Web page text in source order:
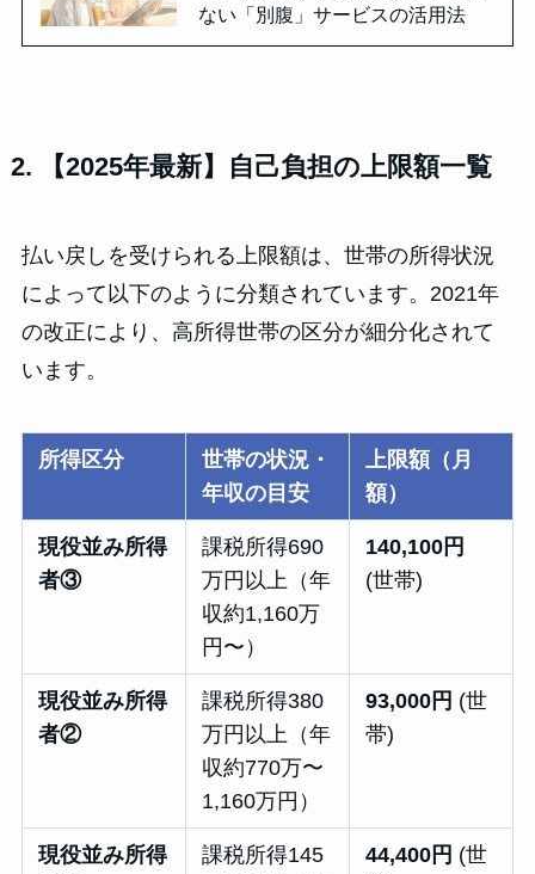
ない「別腹」サービスの活用法
2. 【2025年最新】自己負担の上限額一覧
払い戻しを受けられる上限額は、世帯の所得状況
によって以下のように分類されています。2021年
の改正により、高所得世帯の区分が細分化されて
います。
所得区分
世帯の状況・
年収の目安
上限額（月
額）
現役並み所得
者③
課税所得690
万円以上（年
収約1,160万
円〜）
140,100円
(世帯)
現役並み所得
者②
課税所得380
万円以上（年
収約770万〜
1,160万円）
93,000円 (世
帯)
現役並み所得
課税所得145
44,400円 (世